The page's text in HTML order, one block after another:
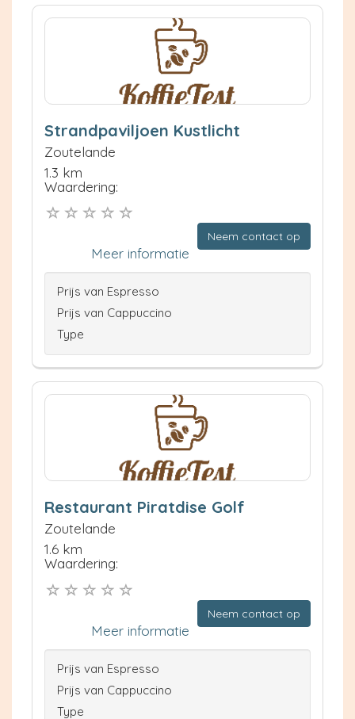
Strandpaviljoen Kustlicht
Zoutelande
1.3 km
Waardering:
Neem contact op
Meer informatie
Prijs van Espresso
Prijs van Cappuccino
Type
Restaurant Piratdise Golf
Zoutelande
1.6 km
Waardering:
Neem contact op
Meer informatie
Prijs van Espresso
Prijs van Cappuccino
Type